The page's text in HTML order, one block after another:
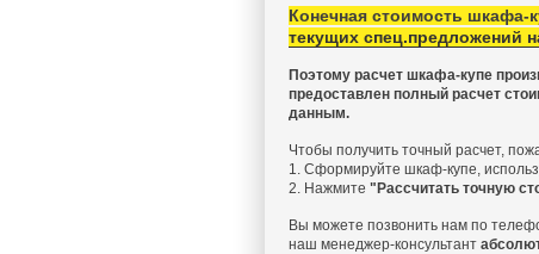
Конечная стоимость шкафа-
текущих спец.предложений
Поэтому расчет шкафа-купе
предоставлен полный расчет
данным.
Чтобы получить точный расчет,
1. Сформируйте шкаф-купе,
2. Нажмите "Рассчитать точную
Вы можете позвонить нам по
наш менеджер-консультант